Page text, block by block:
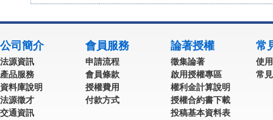
公司簡介
法源資訊
產品服務
資料庫說明
法源徵才
交通資訊
會員服務
申請流程
會員條款
授權費用
付款方式
論著授權
徵集論著
啟用授權專區
權利金計算說明
授權合約書下載
投稿基本資料表
常
使
常